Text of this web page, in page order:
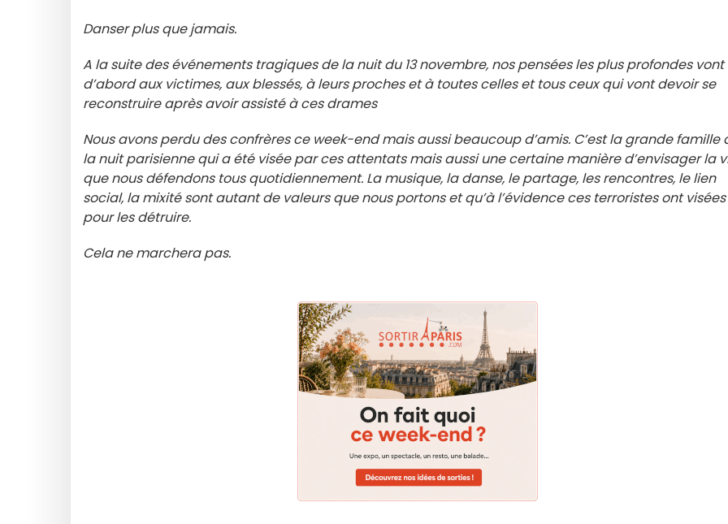
Danser plus que jamais.
A la suite des événements tragiques de la nuit du 13 novembre, nos pensées les plus profondes vont
d’abord aux victimes, aux blessés, à leurs proches et à toutes celles et tous ceux qui vont devoir se
reconstruire après avoir assisté à ces drames
Nous avons perdu des confrères ce week-end mais aussi beaucoup d’amis. C’est la grande famille
la nuit parisienne qui a été visée par ces attentats mais aussi une certaine manière d’envisager la
que nous défendons tous quotidiennement. La musique, la danse, le partage, les rencontres, le lien
social, la mixité sont autant de valeurs que nous portons et qu’à l’évidence ces terroristes ont visées
pour les détruire.
Cela ne marchera pas.